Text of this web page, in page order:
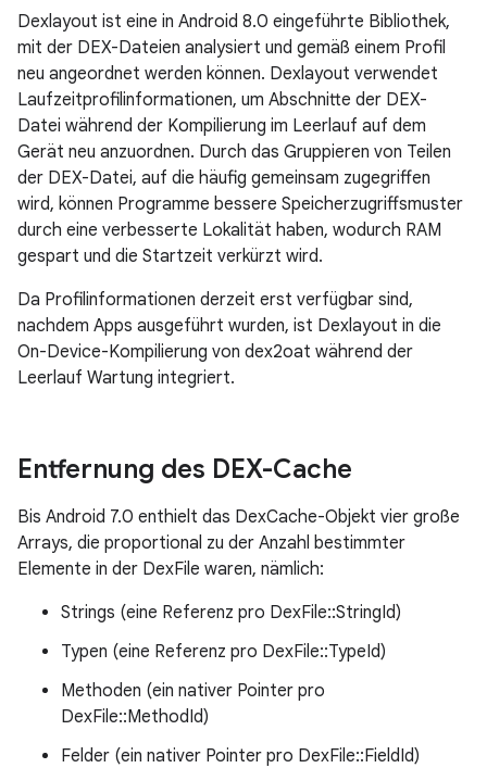
Dexlayout ist eine in Android 8.0 eingeführte Bibliothek,
mit der DEX-Dateien analysiert und gemäß einem Profil
neu angeordnet werden können. Dexlayout verwendet
Laufzeitprofilinformationen, um Abschnitte der DEX-
Datei während der Kompilierung im Leerlauf auf dem
Gerät neu anzuordnen. Durch das Gruppieren von Teilen
der DEX-Datei, auf die häufig gemeinsam zugegriffen
wird, können Programme bessere Speicherzugriffsmuster
durch eine verbesserte Lokalität haben, wodurch RAM
gespart und die Startzeit verkürzt wird.
Da Profilinformationen derzeit erst verfügbar sind,
nachdem Apps ausgeführt wurden, ist Dexlayout in die
On-Device-Kompilierung von dex2oat während der
Leerlauf Wartung integriert.
Entfernung des DEX-Cache
Bis Android 7.0 enthielt das DexCache-Objekt vier große
Arrays, die proportional zu der Anzahl bestimmter
Elemente in der DexFile waren, nämlich:
Strings (eine Referenz pro DexFile::StringId)
Typen (eine Referenz pro DexFile::TypeId)
Methoden (ein nativer Pointer pro
DexFile::MethodId)
Felder (ein nativer Pointer pro DexFile::FieldId)